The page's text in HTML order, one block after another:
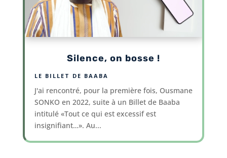
Silence, on bosse !
LE BILLET DE BAABA
J'ai rencontré, pour la première fois, Ousmane
SONKO en 2022, suite à un Billet de Baaba
intitulé «Tout ce qui est excessif est
insignifiant…». Au...